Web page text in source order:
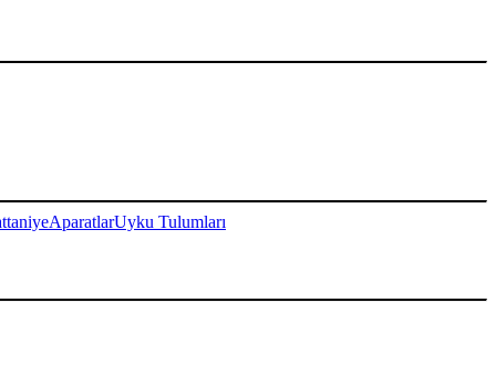
AparatlarUyku Tulumları